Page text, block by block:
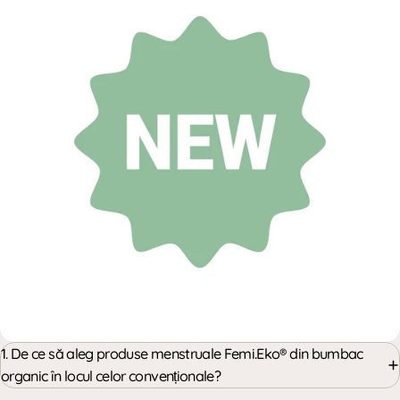
1. De ce să aleg produse menstruale Femi.Eko® din bumbac
organic în locul celor convenționale?